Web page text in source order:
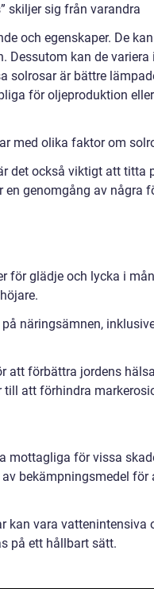
skiljer sig från varandra
och egenskaper. De
Dessutom kan de variera
solrosar är bättre
för oljeproduktion eller
med olika faktor om
det också viktigt att titta
genomgång av några
för glädje och lycka i
näringsämnen,
att förbättra jordens
till att förhindra
mottagliga för vissa
bekämpningsmedel för
kan vara vattenintensiva
på ett hållbart sätt.